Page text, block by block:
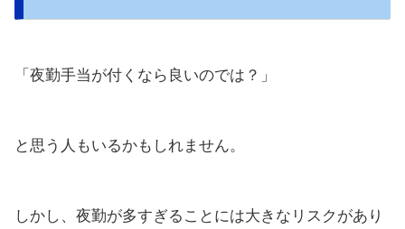
「夜勤手当が付くなら良いのでは？」
と思う人もいるかもしれません。
しかし、夜勤が多すぎることには大きなリスクがあり